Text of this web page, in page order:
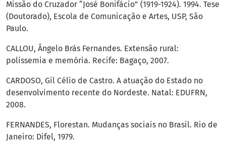
Missão do Cruzador “José Bonifácio” (1919-1924). 1994. Tese
(Doutorado), Escola de Comunicação e Artes, USP, São
Paulo.
CALLOU, Ângelo Brás Fernandes. Extensão rural:
polissemia e memória. Recife: Bagaço, 2007.
CARDOSO, Gil Célio de Castro. A atuação do Estado no
desenvolvimento recente do Nordeste. Natal: EDUFRN,
2008.
FERNANDES, Florestan. Mudanças sociais no Brasil. Rio de
Janeiro: Difel, 1979.